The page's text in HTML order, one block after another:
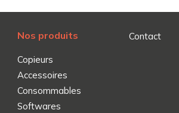
Nos produits
Copieurs
Accessoires
Consommables
Softwares
Contact